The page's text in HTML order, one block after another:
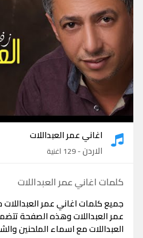
كلمات اغاني
اغاني عمر العبداللات
الاردن- 129 اغنية
كلمات اغاني عمر العبداللات
جميع كلمات اغاني عمر
عمر العبداللات وهذه الصفحة
العبداللات مع اسماء الملحنين